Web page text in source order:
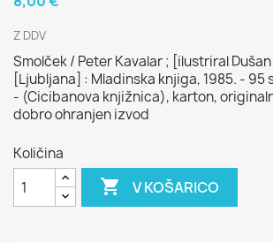
Z DDV
Smolček / Peter Kavalar ; [ilustriral
[Ljubljana] : Mladinska knjiga, 1985. - 95
- (Cicibanova knjižnica), karton,
dobro ohranjen izvod
Količina
 V KOŠARICO